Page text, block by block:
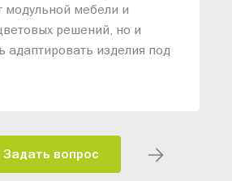
модульной мебели и
решений, но и
адаптировать изделия под
личные пожелания.
Задать вопрос